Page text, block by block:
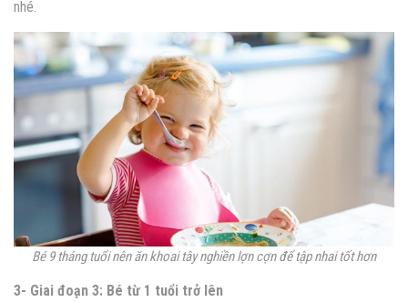
nhé.
Bé 9 tháng tuổi nên ăn khoai tây nghiền lợn cợn để tập nhai tốt hơn
3- Giai đoạn 3: Bé từ 1 tuổi trở lên